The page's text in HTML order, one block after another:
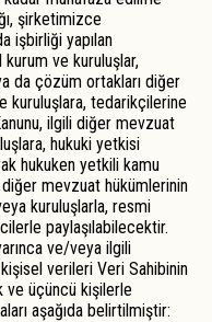
şirketimizce
işbirliği yapılan
kurum ve kuruluşlar,
da çözüm ortakları diğer
kuruluşlara, tedarikçilerine
ilgili diğer mevzuat
hukuki yetkisi
hukuken yetkili kamu
mevzuat hükümlerinin
kuruluşlarla, resmi
paylaşılabilecektir.
ve/veya ilgili
verileri Veri Sahibinin
ve üçüncü kişilerle
aşağıda belirtilmiştir: